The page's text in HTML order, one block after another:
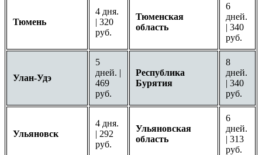
Тюмень
4 дня.
| 320
руб.
Тюменская
область
6
дней.
| 340
руб.
Улан-Удэ
5
дней. |
469
руб.
Республика
Бурятия
8
дней.
| 340
руб.
Ульяновск
4 дня.
| 292
руб.
Ульяновская
область
6
дней.
| 313
руб.